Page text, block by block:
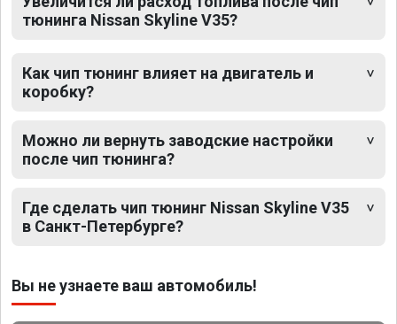
тюнинга Nissan Skyline V35?
Как чип тюнинг влияет на двигатель и
коробку?
Можно ли вернуть заводские настройки
после чип тюнинга?
Где сделать чип тюнинг Nissan Skyline V35
в Санкт-Петербурге?
Вы не узнаете ваш автомобиль!